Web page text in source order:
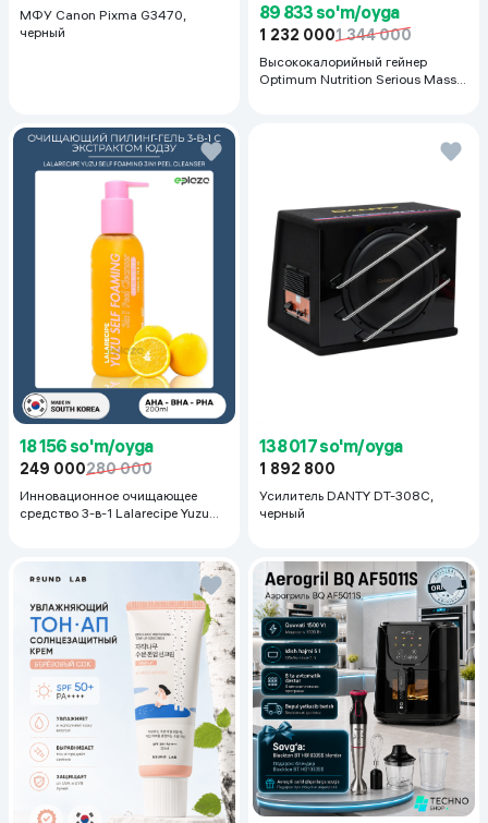
МФУ Canon Pixma G3470,
черный
89 833 so'm/oyga
1 232 0001 344 000
Высококалорийный гейнер
Optimum Nutrition Serious Mass,
18 156 so'm/oyga
249 000280 000
Инновационное очищающее
средство 3-в-1 Lalarecipe Yuzu
138 017 so'm/oyga
1 892 800
Усилитель DANTY DT-308C,
черный